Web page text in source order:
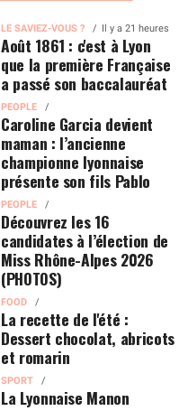
LE SAVIEZ-VOUS ? Il y a 21 heures
Août 1861 : c'est à Lyon
que la première Française
a passé son baccalauréat
PEOPLE
Caroline Garcia devient
maman : l’ancienne
championne lyonnaise
présente son fils Pablo
PEOPLE
Découvrez les 16
candidates à l’élection de
Miss Rhône-Alpes 2026
(PHOTOS)
FOOD
La recette de l'été :
Dessert chocolat, abricots
et romarin
SPORT
La Lyonnaise Manon